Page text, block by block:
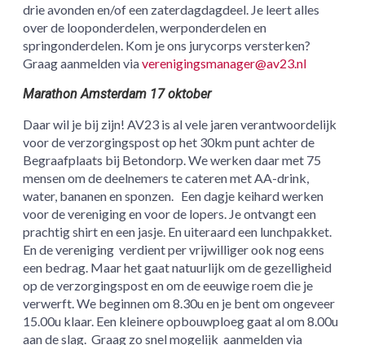
drie avonden en/of een zaterdagdagdeel. Je leert alles
over de looponderdelen, werponderdelen en
springonderdelen. Kom je ons jurycorps versterken?
Graag aanmelden viaverenigingsmanager@av23.nl
Marathon Amsterdam 17 oktober
Daar wil je bij zijn! AV23 is al vele jaren verantwoordelijk
voor de verzorgingspost op het 30km punt achter de
Begraafplaats bij Betondorp. We werken daar met 75
mensen om de deelnemers te cateren met AA-drink,
water, bananen en sponzen. Een dagje keihard werken
voor de vereniging en voor de lopers. Je ontvangt een
prachtig shirt en een jasje. En uiteraard een lunchpakket.
En de vereniging verdient per vrijwilliger ook nog eens
een bedrag. Maar het gaat natuurlijk om de gezelligheid
op de verzorgingspost en om de eeuwige roem die je
verwerft. We beginnen om 8.30u en je bent om ongeveer
15.00u klaar. Een kleinere opbouwploeg gaat al om 8.00u
aan de slag. Graag zo snel mogelijk aanmelden via